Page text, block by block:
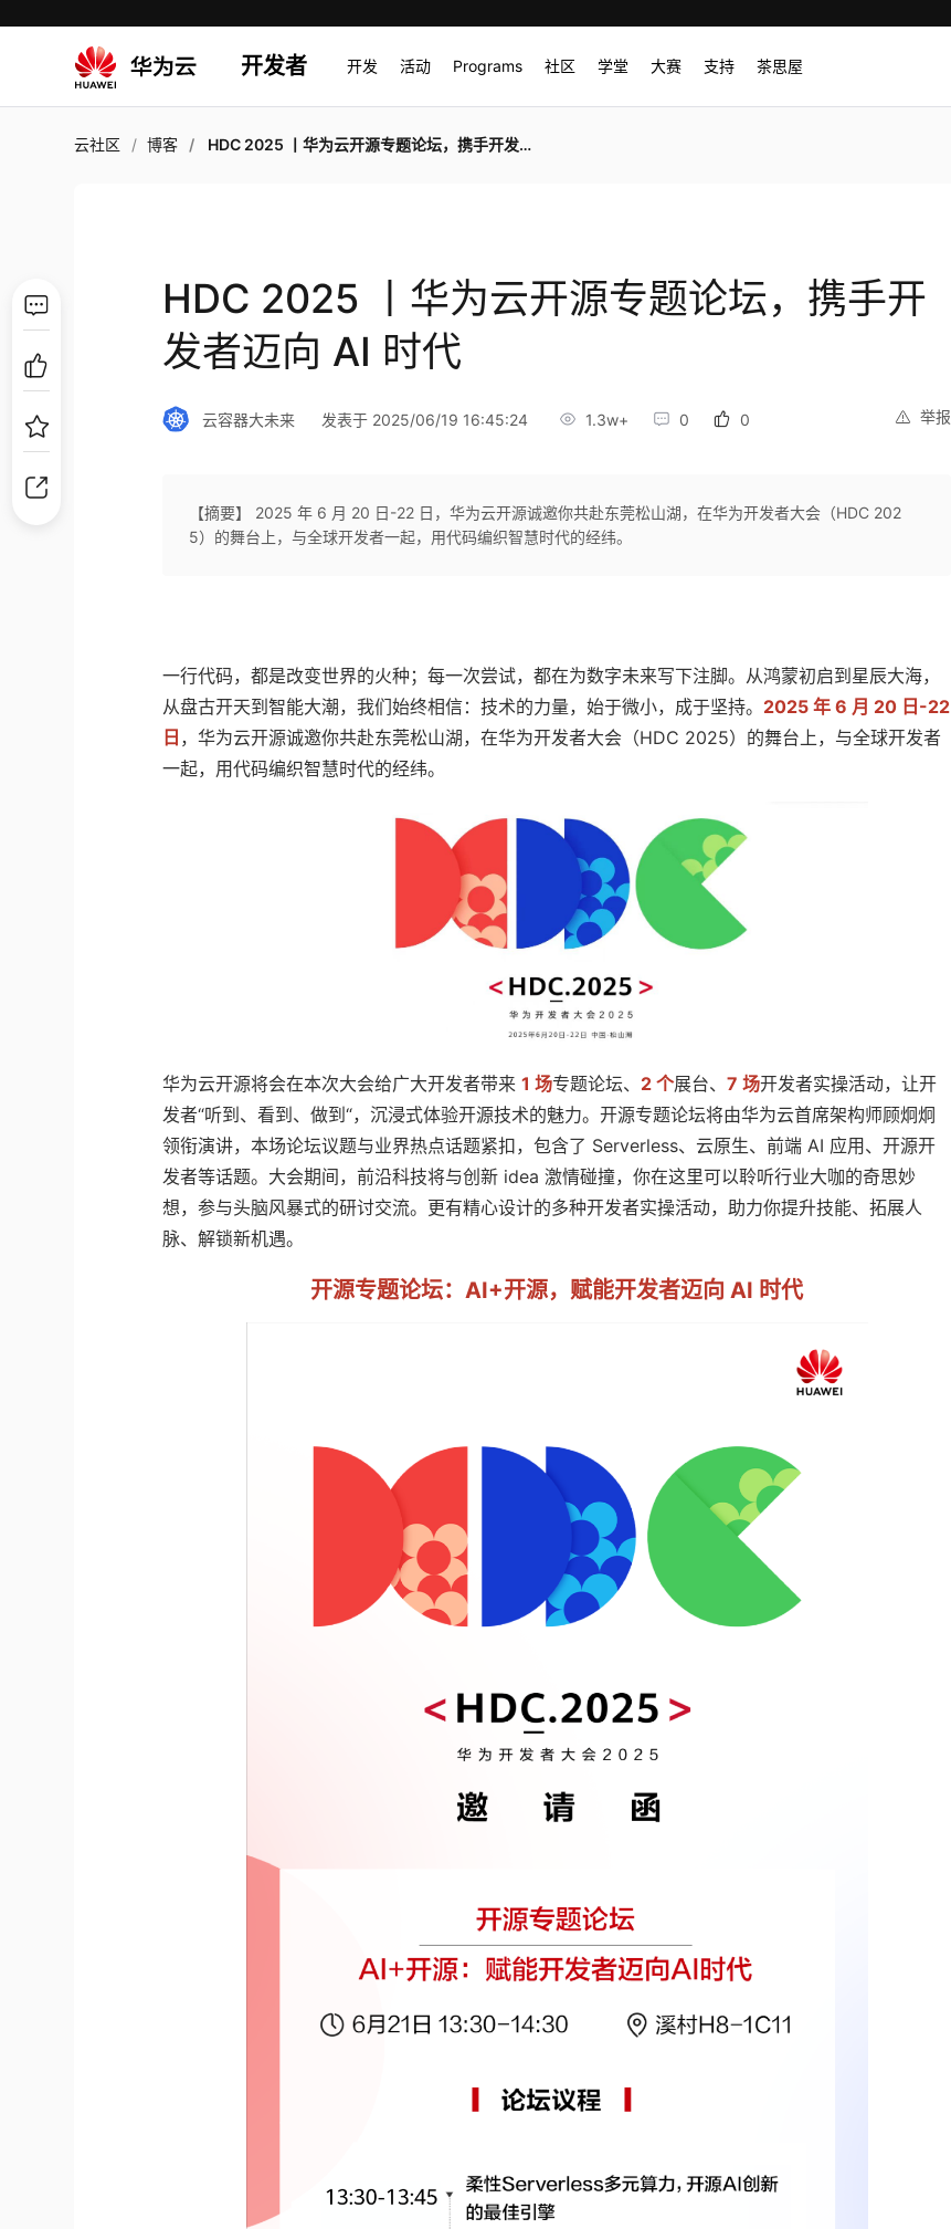
开发者 开发 活动 Programs 社区 学堂 大赛 支持 茶思屋
云社区 博客 HDC 2025 丨华为云开源专题论坛，携手开发者迈向 AI 时代
HDC 2025 丨华为云开源专题论坛，携手开
发者迈向 AI 时代
举报
云容器大未来 发表于 2025/06/19 16:45:24 1.3w+ 0 0
【摘要】 2025 年 6 月 20 日-22 日，华为云开源诚邀你共赴东莞松山湖，在华为开发者大会（HDC 202
5）的舞台上，与全球开发者一起，用代码编织智慧时代的经纬。
一行代码，都是改变世界的火种；每一次尝试，都在为数字未来写下注脚。从鸿蒙初启到星辰大海，
从盘古开天到智能大潮，我们始终相信：技术的力量，始于微小，成于坚持。 2025 年 6 月 20 日-22
日 ，华为云开源诚邀你共赴东莞松山湖，在华为开发者大会（HDC 2025）的舞台上，与全球开发者
一起，用代码编织智慧时代的经纬。
华为云开源将会在本次大会给广大开发者带来1 场专题论坛、 2 个展台、7 场开发者实操活动，让开
发者“听到、看到、做到“，沉浸式体验开源技术的魅力。开源专题论坛将由华为云首席架构师顾炯炯
领衔演讲，本场论坛议题与业界热点话题紧扣，包含了 Serverless、云原生、前端 AI 应用、开源开
发者等话题。大会期间，前沿科技将与创新 idea 激情碰撞，你在这里可以聆听行业大咖的奇思妙
想，参与头脑风暴式的研讨交流。更有精心设计的多种开发者实操活动，助力你提升技能、拓展人
脉、解锁新机遇。
开源专题论坛：AI+开源，赋能开发者迈向 AI 时代